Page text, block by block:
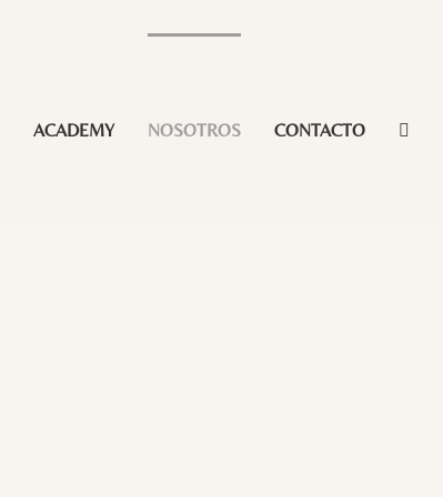
ACADEMY NOSOTROS CONTACTO